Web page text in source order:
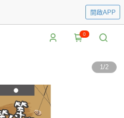
開啟APP
0
1/2